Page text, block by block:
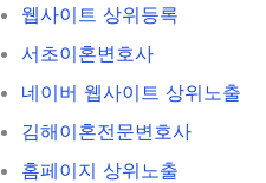
웹사이트 상위등록
서초이혼변호사
네이버 웹사이트 상위노출
김해이혼전문변호사
홈페이지 상위노출